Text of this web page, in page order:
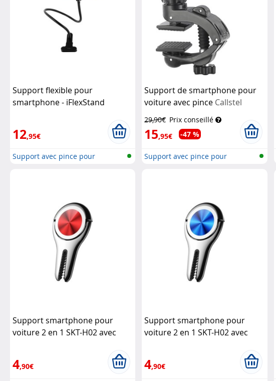
Support flexible pour
smartphone - iFlexStand
12,95€
Support avec pince pour
Support de smartphone pour
voiture avec pince Callstel
29,90€ Prix conseillé
15,95€ -47 %
Support avec pince pour
Support smartphone pour
voiture 2 en 1 SKT-H02 avec
4,90€
Support smartphone pour
voiture 2 en 1 SKT-H02 avec
4,90€